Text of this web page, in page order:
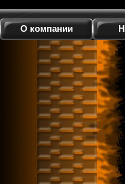
О компании